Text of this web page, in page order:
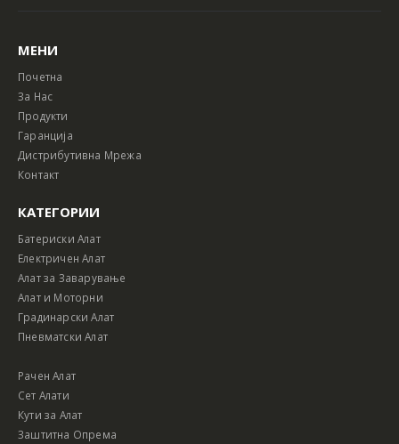
МЕНИ
Почетна
За Нас
Продукти
Гаранција
Дистрибутивна Мрежа
Контакт
КАТЕГОРИИ
Батериски Алат
Електричен Алат
Алат за Заварување
Алат и Моторни
Градинарски Алат
Пневматски Алат
Рачен Алат
Сет Алати
Кути за Алат
Заштитна Опрема